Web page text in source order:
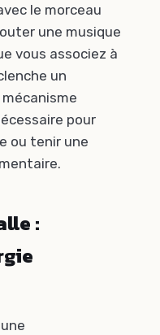
le morceau
une musique
vous associez à
un
mécanisme
pour
ou tenir une
: